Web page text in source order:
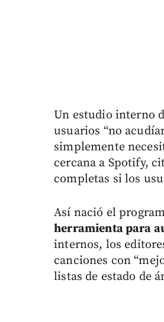
Un estudio interno
usuarios “no
simplemente
cercana a Spotify,
completas si los
Así nació el
herramienta para
internos, los
canciones con
listas de estado de